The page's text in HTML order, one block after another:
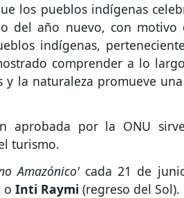
los pueblos indígenas
del año nuevo, con
indígenas,
comprender a lo
y la naturaleza promueve
aprobada por la ONU
turismo.
Amazónico' cada 21 de
o Inti Raymi (regreso del Sol).